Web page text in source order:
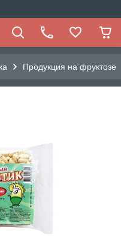
Продукция на фруктозе